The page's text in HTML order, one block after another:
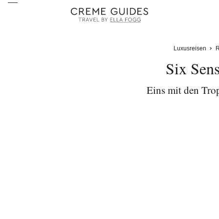
Luxusreisen
Six
Eins mit den